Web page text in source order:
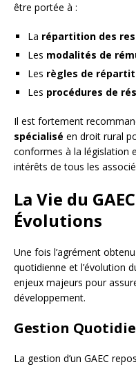
être portée à :
La répartition des
Les modalités de
Les règles de
Les procédures de
Il est fortement
spécialisé en droit rural
conformes à la législation
intérêts de tous les
La Vie du
Évolutions
Une fois l’agrément
quotidienne et l’évolution
enjeux majeurs pour
développement.
Gestion
La gestion d’un GAEC